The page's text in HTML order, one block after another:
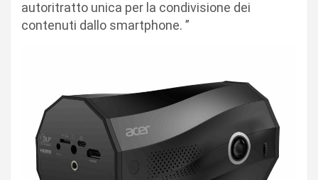
autoritratto unica per la condivisione dei
contenuti dallo smartphone. ”